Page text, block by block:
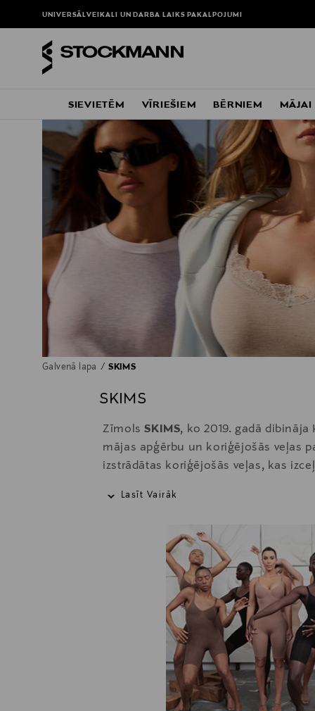
UNIVERSĀLVEIKALI UN DARBA LAIKSPAKALPOJUMI
SIEVIETĒM VĪRIEŠIEM BĒRNIEM MĀJAI
Galvenā lapa SKIMS
SKIMS
ZīmolsSKIMS, ko 2019. gadā
mājas apģērbu un koriģējošās veļas
izstrādātas koriģējošās veļas, kas
Lasīt Vairāk